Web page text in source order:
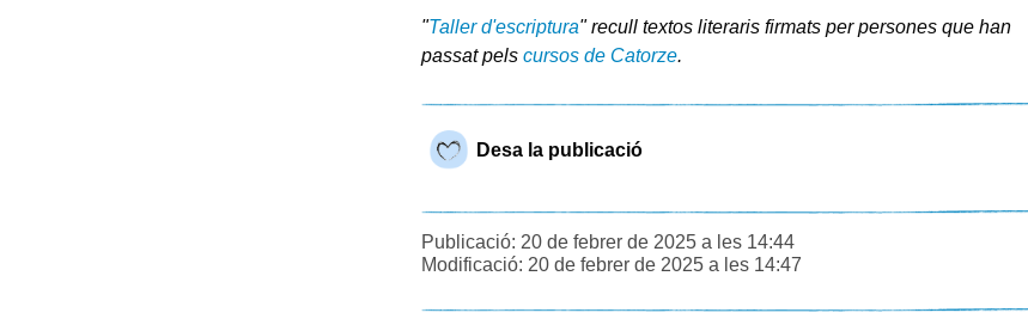
"Taller d'escriptura" recull textos literaris firmats per persones que han
passat pels cursos de Catorze.
Desa la publicació
Publicació: 20 de febrer de 2025 a les 14:44
Modificació: 20 de febrer de 2025 a les 14:47